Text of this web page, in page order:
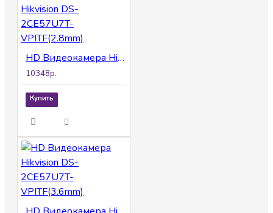
HD Видеокамера Hikvision DS-2CE57U7T-VPITF(2.8mm)
10348р.
Купить